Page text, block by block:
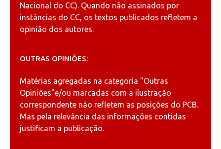
Nacional do CC). Quando não assinados por
instâncias do CC, os textos publicados refletem a
opinião dos autores.
OUTRAS OPINIÕES:
Matérias agregadas na categoria "Outras
Opiniões"e/ou marcadas com a ilustração
correspondente não refletem as posições do PCB.
Mas pela relevância das informações contidas
justificam a publicação.